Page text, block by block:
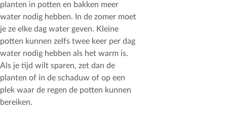
planten in potten en bakken meer
water nodig hebben. In de zomer moet
je ze elke dag water geven. Kleine
potten kunnen zelfs twee keer per dag
water nodig hebben als het warm is.
Als je tijd wilt sparen, zet dan de
planten of in de schaduw of op een
plek waar de regen de potten kunnen
bereiken.